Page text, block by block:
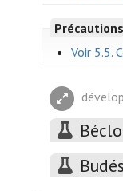
Voir 5.5.